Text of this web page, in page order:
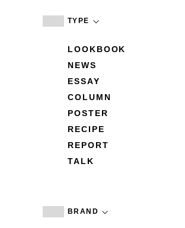
TYPE
LOOKBOOK
NEWS
ESSAY
COLUMN
POSTER
RECIPE
REPORT
TALK
BRAND